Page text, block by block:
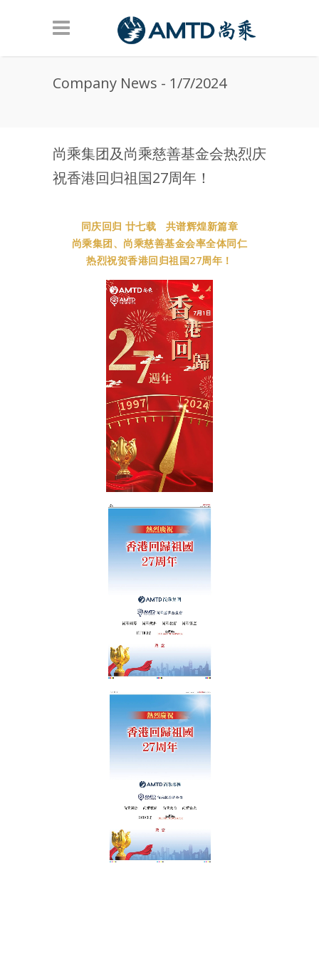
Company News - 1/7/2024
尚乘集团及尚乘慈善基金会热烈庆
祝香港回归祖国27周年！
同庆回归 廿七载 共谱辉煌新篇章
尚乘集团、尚乘慈善基金会率全体同仁
热烈祝贺香港回归祖国27周年！